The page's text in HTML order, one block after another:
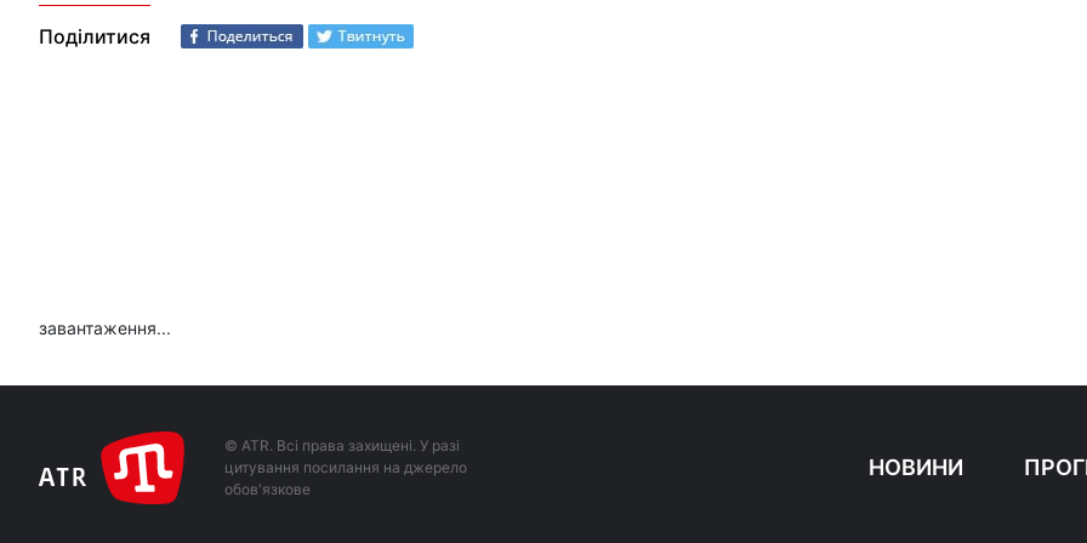
Поділитися
завантаження...
© ATR. Всі права захищені. У разі
цитування посилання на джерело
обов'язкове
НОВИНИ